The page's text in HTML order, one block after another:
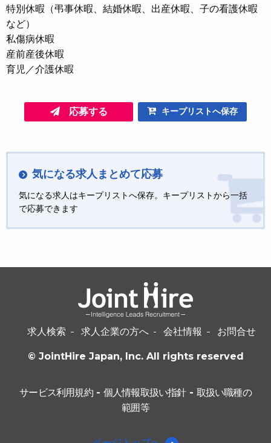
特別休暇（弔事休暇、結婚休暇、出産休暇、子の看護休暇
など）
私傷病休暇
産前産後休暇
育児／介護休暇
応募する キープリストへ保存
気になる求人まとめて応募
気になる求人はキープリストへ保存。キープリストから一括
で応募できます
求人検索 求人企業の方へ 会社情報 お問合せ
© JointHire Japan, Inc. All rights reserved
サービス利用規約- 個人情報取扱い指針- 取扱い職種の
範囲等